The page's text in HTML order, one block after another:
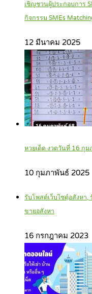
เชิญชวนผู้ประกอบการ
กิจกรรม SMEs
12 มีนาคม 2025
หวยเด็ด งวดวันที่ 16 กุ
10 กุมภาพันธ์ 2025
รับโพสต์เว็บไซตฺ์อสังหา
ขายอสังหา
16 กรกฎาคม 2023